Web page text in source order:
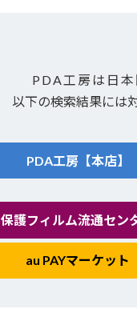
PDA工房は日
以下の検索結果には
PDA工房【本店】
保護フィルム流通セン
au PAYマーケット